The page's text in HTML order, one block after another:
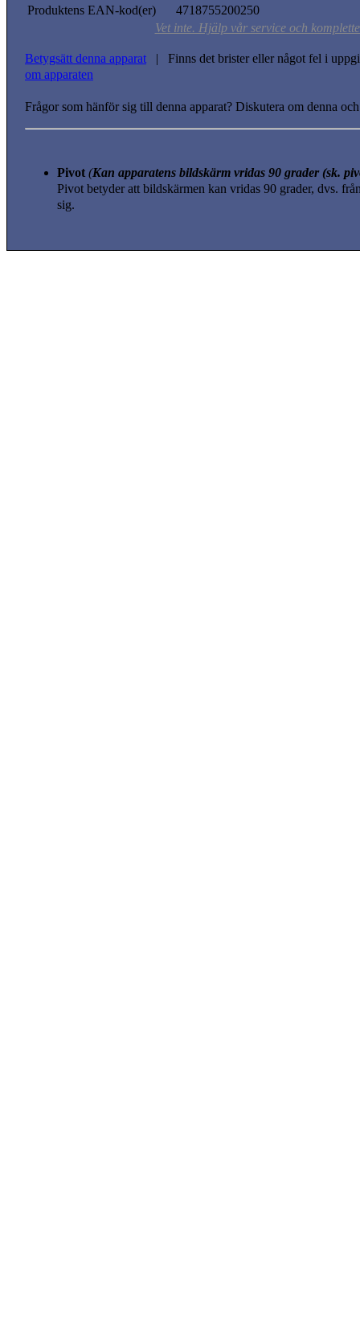
Produktens EAN-kod(er)
4718755200250
Vet inte. Hjälp vår service och
Betygsätt denna apparat | Finns det brister eller något fel i
om apparaten
Frågor som hänför sig till denna apparat? Diskutera om denna
Pivot (Kan apparatens bildskärm vridas 90 grader (sk.
Pivot betyder att bildskärmen kan vridas 90 grader, dvs.
sig.